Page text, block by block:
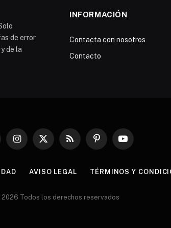
de error,
de la
INFORMACIÓN
Contacta con nosotros
Contacto
Instagram
X
RSS PinterestYouTube
AVISO LEGAL TÉRMINOS Y
Todos los derechos reservados